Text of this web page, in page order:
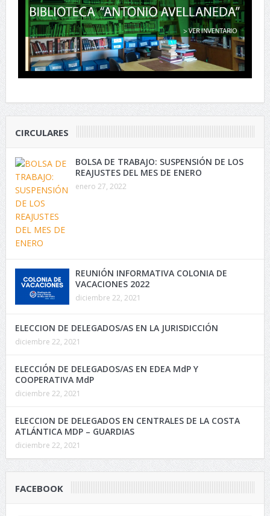
CIRCULARES
BOLSA DE TRABAJO: SUSPENSIÓN DE LOS
REAJUSTES DEL MES DE ENERO
enero 27, 2022
REUNIÓN INFORMATIVA COLONIA DE
VACACIONES 2022
diciembre 22, 2021
ELECCION DE DELEGADOS/AS EN LA JURISDICCIÓN
diciembre 22, 2021
ELECCIÓN DE DELEGADOS/AS EN EDEA MdP Y
COOPERATIVA MdP
diciembre 22, 2021
ELECCION DE DELEGADOS EN CENTRALES DE LA COSTA
ATLÁNTICA MDP – GUARDIAS
diciembre 22, 2021
FACEBOOK